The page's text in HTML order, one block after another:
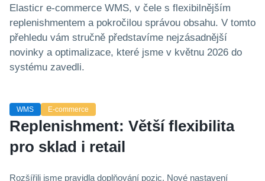
Elasticr e-commerce WMS, v čele s flexibilnějším
replenishmentem a pokročilou správou obsahu. V tomto
přehledu vám stručně představíme nejzásadnější
novinky a optimalizace, které jsme v květnu 2026 do
systému zavedli.
Replenishment: Větší flexibilita
pro sklad i retail
WMS E-commerce
Rozšířili jsme pravidla doplňování pozic. Nové nastavení